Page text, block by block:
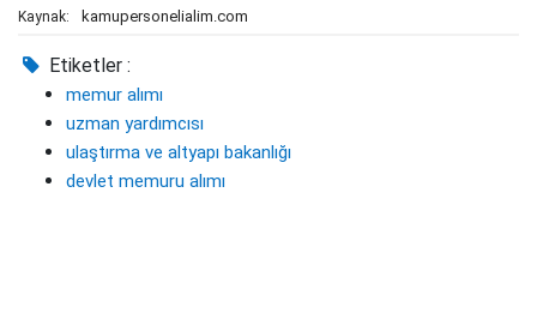
Kaynak: kamupersonelialim.com
Etiketler :
memur alımı
uzman yardımcısı
ulaştırma ve altyapı bakanlığı
devlet memuru alımı